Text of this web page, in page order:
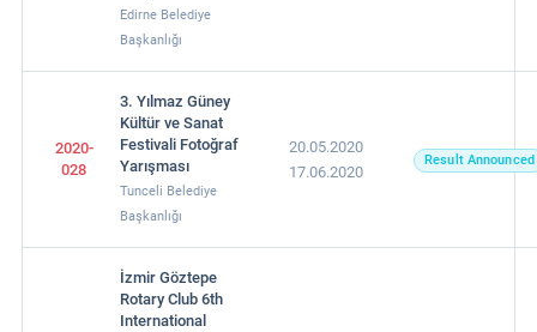
Edirne Belediye
Başkanlığı
2020-
028
3. Yılmaz Güney
Kültür ve Sanat
Festivali Fotoğraf
Yarışması
Tunceli Belediye
Başkanlığı
20.05.2020
17.06.2020
Result Announced
İzmir Göztepe
Rotary Club 6th
International